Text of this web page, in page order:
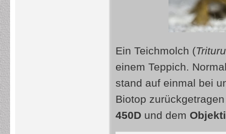
Ein Teichmolch (
einem Teppich.
stand auf einmal bei
Biotop
450D und dem